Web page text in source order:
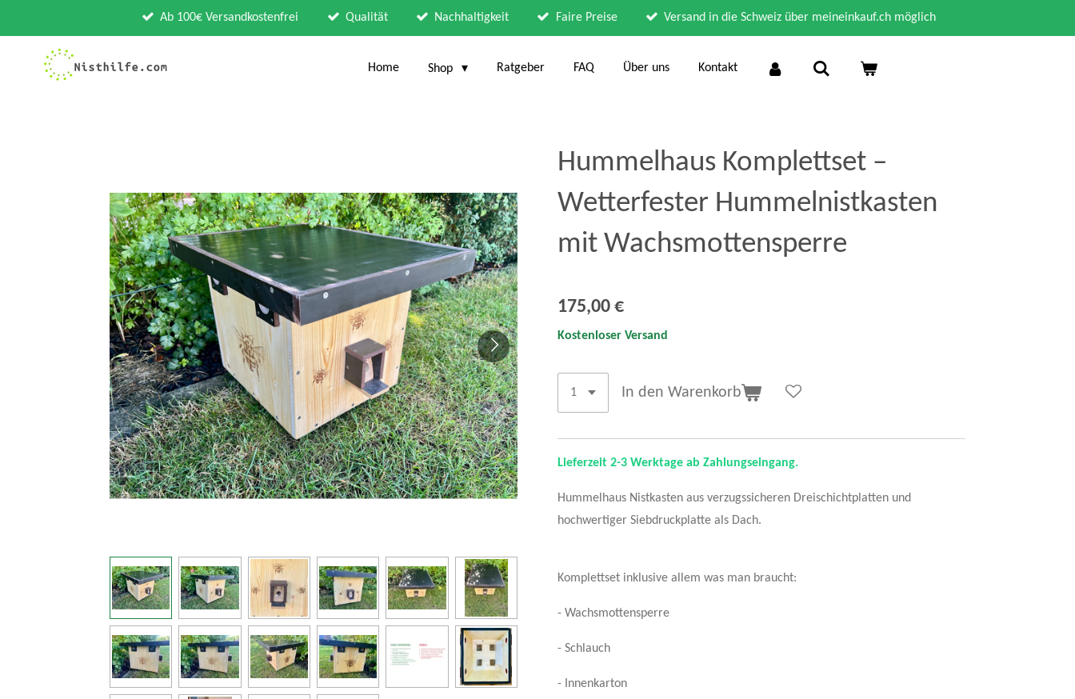
Hauptinhalt
springen
Ab 100€ Versandkostenfrei Qualität Nachhaltigkeit Faire Preise Versand in die Schweiz über meineinkauf.ch möglich
Home Shop Ratgeber FAQ Über uns Kontakt
Hummelhaus Komplettset –
Wetterfester Hummelnistkasten
mit Wachsmottensperre
175,00 €
Kostenloser Versand
In den Warenkorb
Lieferzeit 2-3 Werktage ab Zahlungseingang.
Hummelhaus Nistkasten aus verzugssicheren Dreischichtplatten und
hochwertiger Siebdruckplatte als Dach.
Komplettset inklusive allem was man braucht:
- Wachsmottensperre
- Schlauch
- Innenkarton